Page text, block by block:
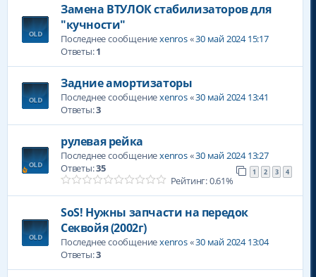
Замена ВТУЛОК стабилизаторов для
"кучности"
Последнее сообщениеxenros«30 май 2024 15:17
Ответы:1
Задние амортизаторы
Последнее сообщениеxenros«30 май 2024 13:41
Ответы:3
рулевая рейка
Последнее сообщениеxenros«30 май 2024 13:27
Ответы:35 1 2 3 4
Рейтинг: 0.61%
SoS! Нужны запчасти на передок
Секвойя (2002г)
Последнее сообщениеxenros«30 май 2024 13:04
Ответы:3